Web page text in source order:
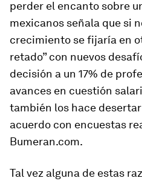
perder el encanto sobre
mexicanos señala que si
crecimiento se fijaría en
retado” con nuevos
decisión a un 17% de
avances en cuestión
también los hace
acuerdo con encuestas
Bumeran.com.
Tal vez alguna de estas